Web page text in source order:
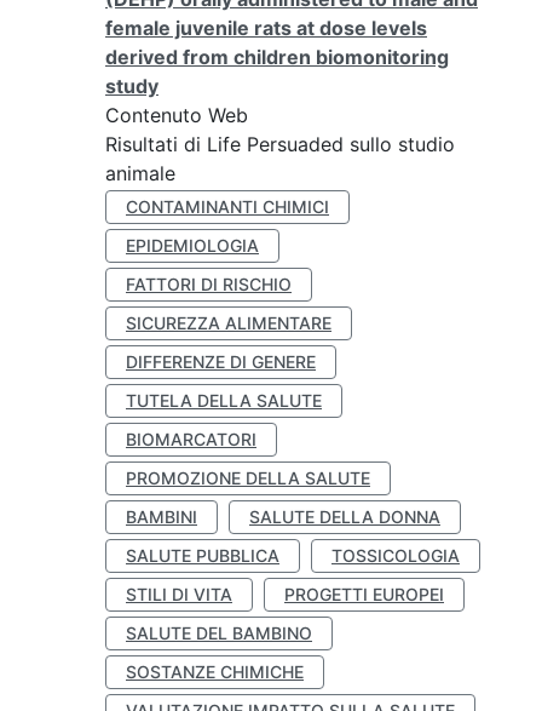
female juvenile rats at dose levels
derived from children biomonitoring
study
Contenuto Web
Risultati di Life Persuaded sullo studio
animale
CONTAMINANTI CHIMICI
EPIDEMIOLOGIA
FATTORI DI RISCHIO
SICUREZZA ALIMENTARE
DIFFERENZE DI GENERE
TUTELA DELLA SALUTE
BIOMARCATORI
PROMOZIONE DELLA SALUTE
BAMBINI
SALUTE DELLA DONNA
SALUTE PUBBLICA
TOSSICOLOGIA
STILI DI VITA
PROGETTI EUROPEI
SALUTE DEL BAMBINO
SOSTANZE CHIMICHE